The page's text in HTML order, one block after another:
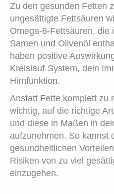
Zu den gesunden Fetten
ungesättigte Fettsäuren
Omega-6-Fettsäuren, die
Samen und Olivenöl
haben positive
Kreislauf-System, dein
Hirnfunktion.
Anstatt Fette komplett zu
wichtig, auf die richtige
und diese in Maßen in
aufzunehmen. So kannst
gesundheitlichen
Risiken von zu viel
einzugehen.